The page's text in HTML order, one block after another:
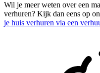
Wil je meer weten over een
verhuren? Kijk dan eens op
je huis verhuren via een